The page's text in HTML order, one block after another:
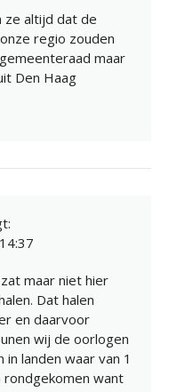
ze altijd dat de
regio zouden
maar
Den Haag
maar niet hier
Dat halen
en daarvoor
wij de oorlogen
landen waar van 1
want